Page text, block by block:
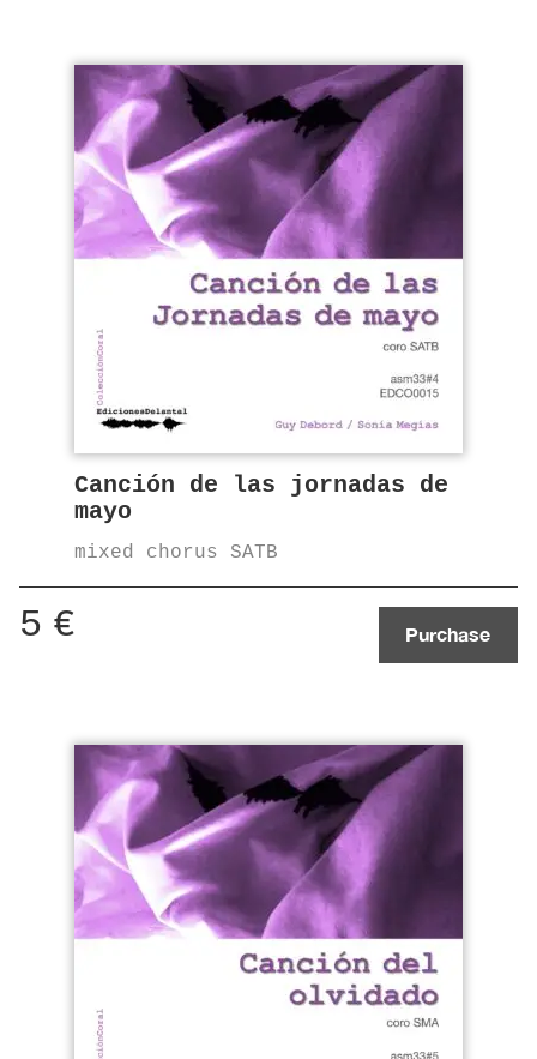
Canción de las jornadas de
mayo
mixed chorus SATB
5 € Purchase